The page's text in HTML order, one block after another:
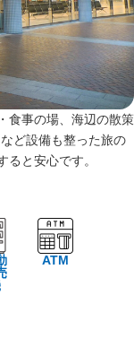
食事の場、海辺の散策
ど設備も整った旅の
と安心です。
ATM